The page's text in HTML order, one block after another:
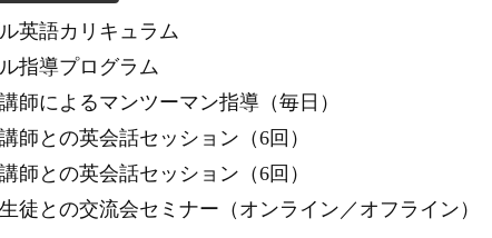
英語カリキュラム
指導プログラム
師によるマンツーマン指導（毎日）
師との英会話セッション（6回）
師との英会話セッション（6回）
徒との交流会セミナー（オンライン／オフライン）